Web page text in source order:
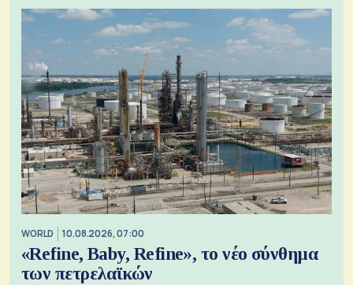
WORLD 10.08.2026, 07:00
«Refine, Baby, Refine», το νέο σύνθημα
των πετρελαϊκών